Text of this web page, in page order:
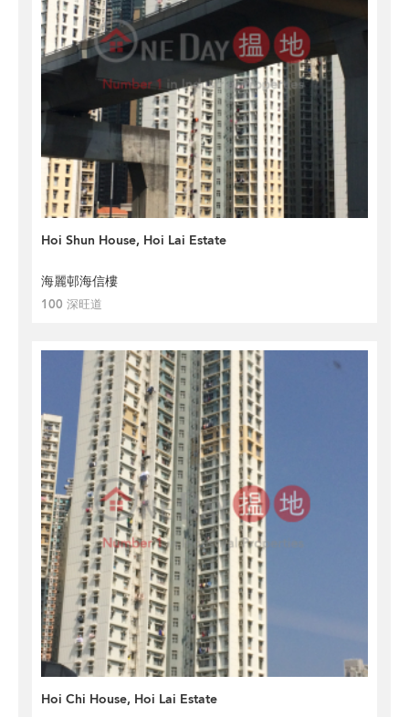
Hoi Shun House, Hoi Lai Estate
海麗邨海信樓
100 深旺道
Hoi Chi House, Hoi Lai Estate